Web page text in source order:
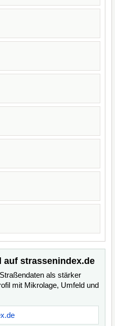
auf strassenindex.de
als stärker
mit Mikrolage, Umfeld und